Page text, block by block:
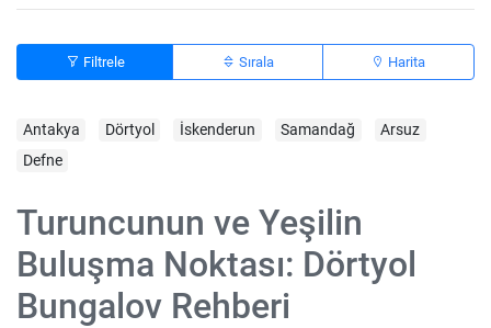
Filtrele Sırala Harita
Antakya Dörtyol İskenderun Samandağ
Arsuz
Defne
Turuncunun ve Yeşilin
Buluşma Noktası: Dörtyol
Bungalov Rehberi